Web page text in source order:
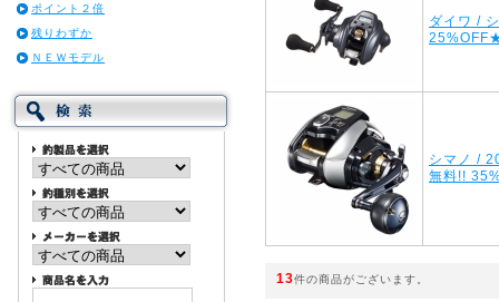
ポイント２倍
残りわずか
ＮＥＷモデル
ダイワ /
シマノ /
無料!!
13件の商品がございます。